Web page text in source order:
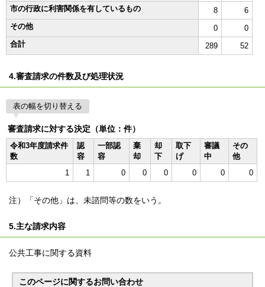
市の行政に利害関係を有しているもの
8
6
その他
0
0
合計
289 52
4.審査請求の件数及び処理状況
表の幅を切り替える
審査請求に対する決定（単位：件）
令和3年度請求件
数
認
容
一部認
容
棄
却
却
下
取下
げ
審議
中
その
他
1
1 0 0 0 0 0 0
注）「その他」は、未諮問等の数をいう。
5.主な請求内容
公共工事に関する資料
このページに関するお問い合わせ